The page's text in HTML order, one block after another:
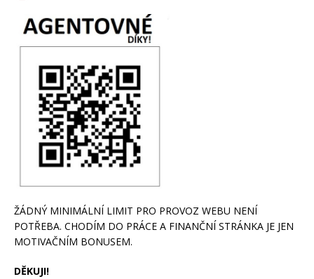
ŽÁDNÝ MINIMÁLNÍ LIMIT PRO PROVOZ WEBU NENÍ
POTŘEBA. CHODÍM DO PRÁCE A FINANČNÍ STRÁNKA JE JEN
MOTIVAČNÍM BONUSEM.
DĚKUJI!